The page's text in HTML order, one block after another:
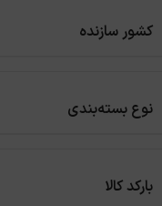
کشور سازنده
نوع بسته‌بندی
بارکد کالا